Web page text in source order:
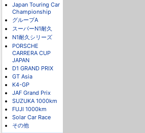
Japan Touring Car
Championship
グループA
スーパーN1耐久
N1耐久シリーズ
PORSCHE
CARRERA CUP
JAPAN
D1 GRAND PRIX
GT Asia
K4-GP
JAF Grand Prix
SUZUKA 1000km
FUJI 1000km
Solar Car Race
その他